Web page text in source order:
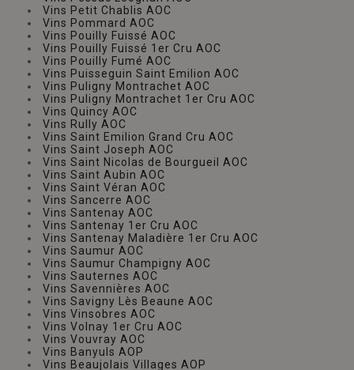
Vins Petit Chablis AOC
Vins Pommard AOC
Vins Pouilly Fuissé AOC
Vins Pouilly Fuissé 1er Cru AOC
Vins Pouilly Fumé AOC
Vins Puisseguin Saint Emilion AOC
Vins Puligny Montrachet AOC
Vins Puligny Montrachet 1er Cru AOC
Vins Quincy AOC
Vins Rully AOC
Vins Saint Emilion Grand Cru AOC
Vins Saint Joseph AOC
Vins Saint Nicolas de Bourgueil AOC
Vins Saint Aubin AOC
Vins Saint Véran AOC
Vins Sancerre AOC
Vins Santenay AOC
Vins Santenay 1er Cru AOC
Vins Santenay Maladière 1er Cru AOC
Vins Saumur AOC
Vins Saumur Champigny AOC
Vins Sauternes AOC
Vins Savennières AOC
Vins Savigny Lès Beaune AOC
Vins Vinsobres AOC
Vins Volnay 1er Cru AOC
Vins Vouvray AOC
Vins Banyuls AOP
Vins Beaujolais Villages AOP